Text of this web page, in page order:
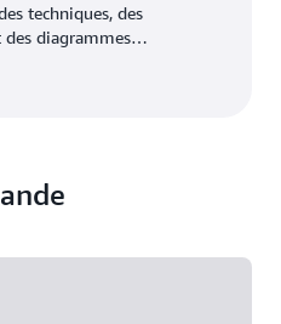
techniques, des
des diagrammes